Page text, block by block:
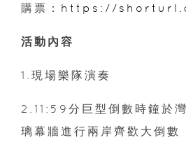
購票： https://
活動內容
1.現場樂隊演奏
2.11:59分巨型倒數時鐘於
璃幕牆進行兩岸齊歡大倒數⁣